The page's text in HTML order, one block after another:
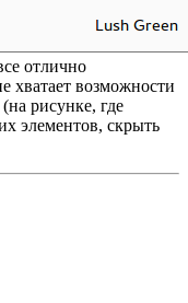
отлично
хватает возможности
рисунке, где
элементов, скрыть